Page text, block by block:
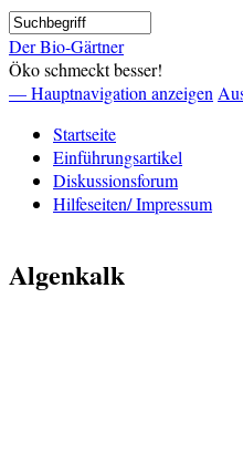
Direkt
zum
Inhalt
Suche
Der Bio-Gärtner
Öko schmeckt besser!
Hauptnavigation
— Hauptnavigation anzeigen
Startseite
Einführungsartikel
Diskussionsforum
Hilfeseiten/ Impressum
Algenkalk